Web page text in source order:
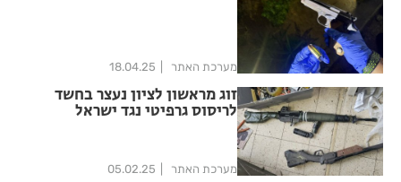
מערכת האתר 18.04.25
זוג מראשון לציון נעצר בחשד
לריסוס גרפיטי נגד ישראל
מערכת האתר 05.02.25